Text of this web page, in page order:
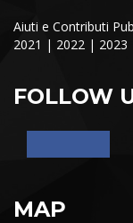
Aiuti e Contributi
2021 | 2022 | 2023
FOLLOW
MAP